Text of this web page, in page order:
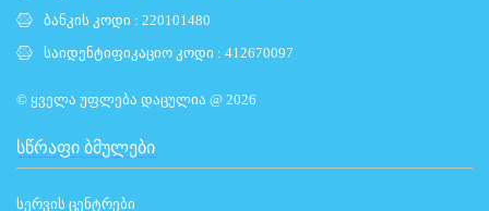
ბანკის კოდი : 220101480
საიდენტიფიკაციო კოდი : 412670097
© ყველა უფლება დაცულია @ 2026
ᲡᲬᲠᲐᲤᲘ ᲑᲛᲣᲚᲔᲑᲘ
სერვის ცენტრები